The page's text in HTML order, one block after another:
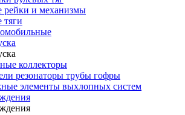
рейки и механизмы
тяги
коллекторы
резонаторы трубы гофры
элементы выхлопных систем